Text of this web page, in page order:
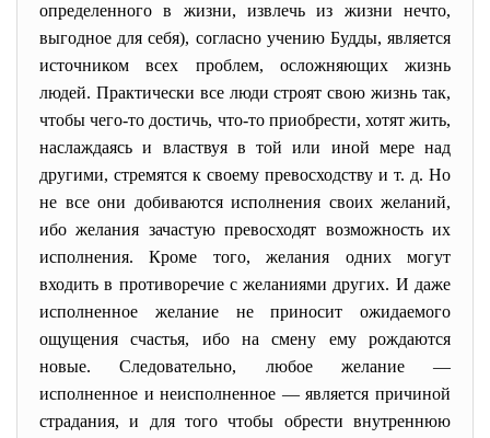
определенного в жизни, извлечь из жизни нечто,
выгодное для себя), согласно учению Будды, является
источником всех проблем, осложняющих жизнь
людей. Практически все люди строят свою жизнь так,
чтобы чего-то достичь, что-то приобрести, хотят жить,
наслаждаясь и властвуя в той или иной мере над
другими, стремятся к своему превосходству и т. д. Но
не все они добиваются исполнения своих желаний,
ибо желания зачастую превосходят возможность их
исполнения. Кроме того, желания одних могут
входить в противоречие с желаниями других. И даже
исполненное желание не приносит ожидаемого
ощущения счастья, ибо на смену ему рождаются
новые. Следовательно, любое желание —
исполненное и неисполненное — является причиной
страдания, и для того чтобы обрести внутреннюю